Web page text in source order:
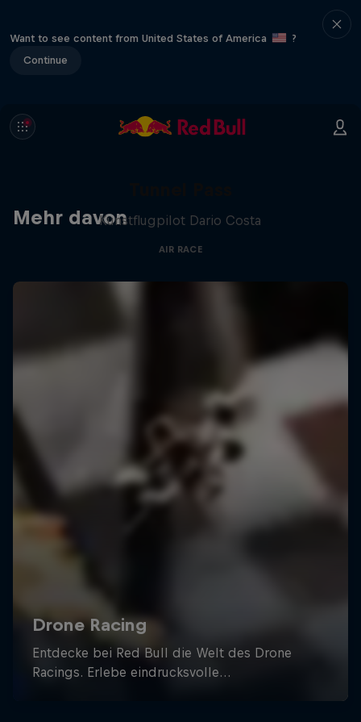
Want to see content from United States of America
?
Continue
Mehr davonKunstflugpilot Dario Costa
AIR RACE